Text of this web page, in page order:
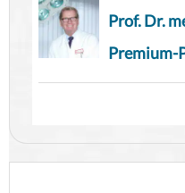
Prof. Dr.
Premium-